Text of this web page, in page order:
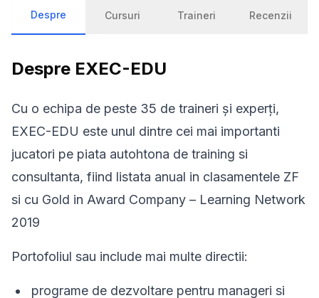
Despre Cursuri Traineri Recenzii
Despre EXEC-EDU
Cu o echipa de peste 35 de traineri și experți,
EXEC-EDU este unul dintre cei mai importanti
jucatori pe piata autohtona de training si
consultanta, fiind listata anual in clasamentele ZF
si cu Gold in Award Company – Learning Network
2019
Portofoliul sau include mai multe directii:
programe de dezvoltare pentru manageri si